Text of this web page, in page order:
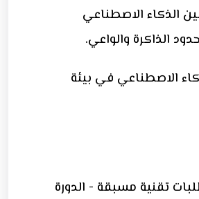
الذكاء الاصطناعي
الذاكرة والواعي.
الاصطناعي في بيئة
تقنية مسبقة - الدورة